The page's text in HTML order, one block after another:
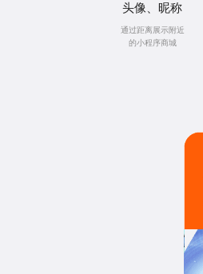
头像、昵称
通过距离展示附近
的小程序商城